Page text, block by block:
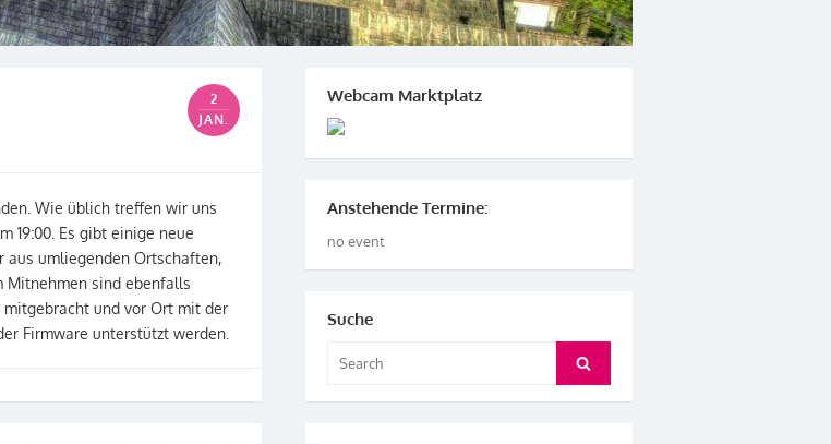
2
JAN.
Wie üblich treffen wir uns
19:00. Es gibt einige neue
aus umliegenden Ortschaften,
Mitnehmen sind ebenfalls
mitgebracht und vor Ort mit der
Firmware unterstützt werden.
Webcam Marktplatz
Anstehende Termine:
no event
Suche
for:
Search